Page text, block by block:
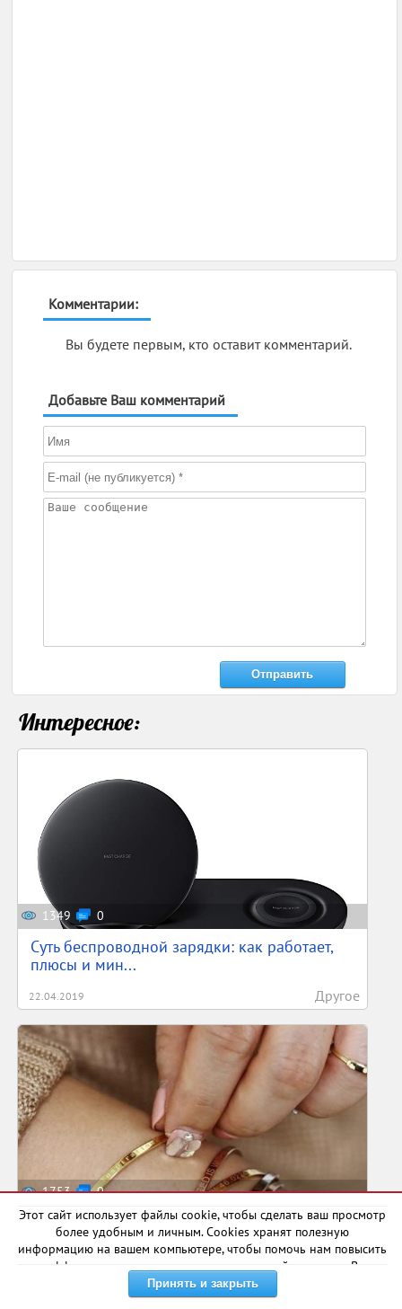
Комментарии:
Вы будете первым, кто оставит комментарий.
Добавьте Ваш комментарий
Интересное:
1349 0
Суть беспроводной зарядки: как работает,
плюсы и мин...
22.04.2019 Другое
1753 0
Top 30 - Лучших женских браслетов с
Алиэкспресс | с ...
Этот сайт использует файлы cookie, чтобы сделать ваш просмотр
более удобным и личным. Cookies хранят полезную
информацию на вашем компьютере, чтобы помочь нам повысить
эффективность и актуальность нашего сайта для вас. В
некоторых случаях они необходимы для правильной работы
сайта.